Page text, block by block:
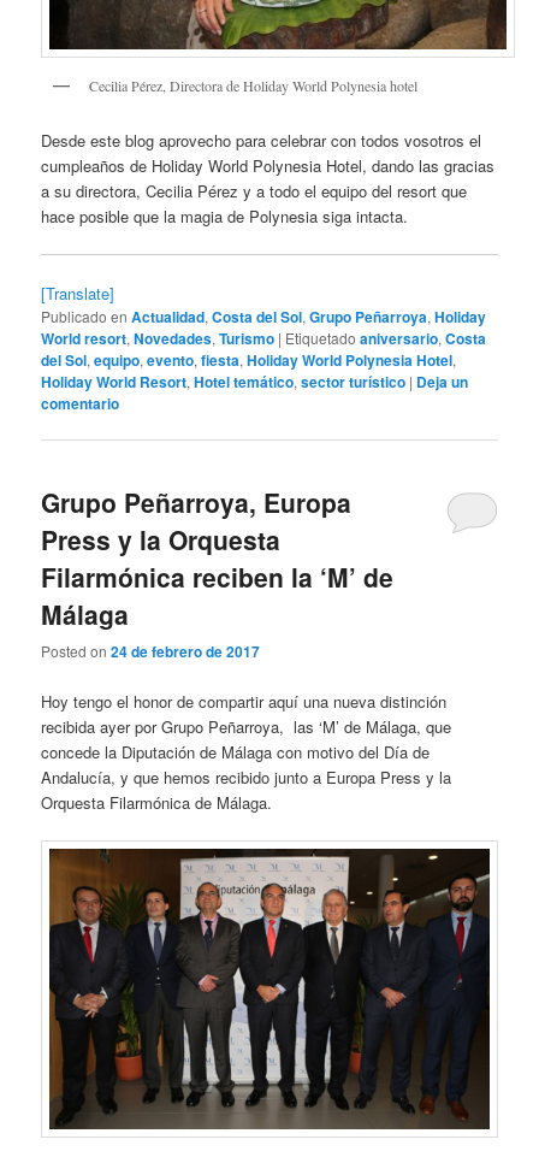
Cecilia Pérez, Directora de Holiday World Polynesia hotel
Desde este blog aprovecho para celebrar con todos vosotros el
cumpleaños de Holiday World Polynesia Hotel, dando las gracias
a su directora, Cecilia Pérez y a todo el equipo del resort que
hace posible que la magia de Polynesia siga intacta.
[Translate]
Publicado en Actualidad,Costa del Sol,Grupo Peñarroya,Holiday
World resort,Novedades,Turismo | Etiquetado aniversario,Costa
del Sol,equipo,evento,fiesta,Holiday World Polynesia Hotel,
Holiday World Resort,Hotel temático,sector turístico | Deja un
comentario
Grupo Peñarroya, Europa
Press y la Orquesta
Filarmónica reciben la ‘M’ de
Málaga
Posted on24 de febrero de 2017
Hoy tengo el honor de compartir aquí una nueva distinción
recibida ayer por Grupo Peñarroya, las ‘M’ de Málaga, que
concede la Diputación de Málaga con motivo del Día de
Andalucía, y que hemos recibido junto a Europa Press y la
Orquesta Filarmónica de Málaga.